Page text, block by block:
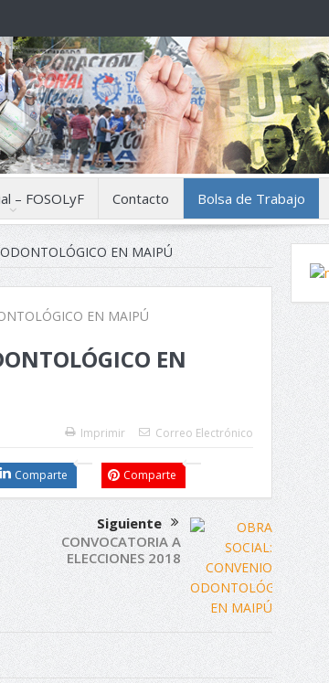
– FOSOLyF Contacto Bolsa de Trabajo
EN MAIPÚ
EN
Imprimir Correo Electrónico
Comparte Comparte
Siguiente
CONVOCATORIA A
ELECCIONES 2018